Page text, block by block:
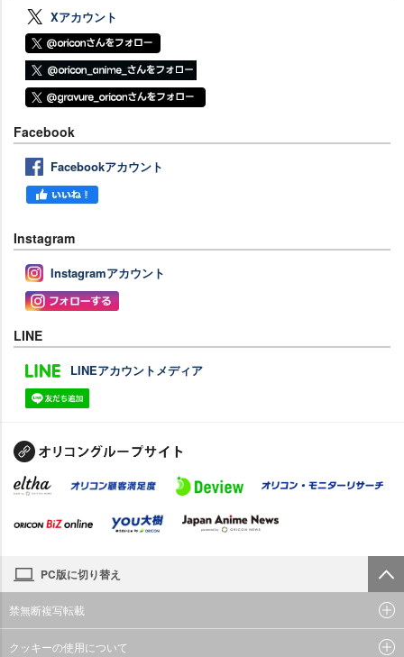
Xアカウント
Facebook
Facebookアカウント
Instagram
Instagramアカウント
LINE
LINEアカウントメディア
PC版に切り替え
禁無断複写転載
クッキーの使用について